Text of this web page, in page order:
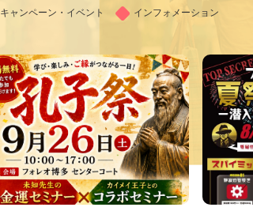
キャンペーン・イベント インフォメーション